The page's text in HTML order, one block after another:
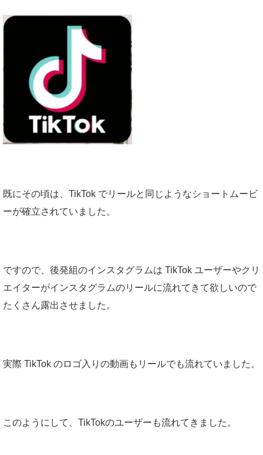
既にその頃は、 TikTok でリールと同じようなショートムービ
ーが確立されていました。
ですので、後発組のインスタグラムは TikTok ユーザーやクリ
エイターがインスタグラムのリールに流れてきて欲しいので
たくさん露出させました。
実際 TikTok のロゴ入りの動画もリールでも流れていました。
このようにして、 TikTokのユーザーも流れてきました。